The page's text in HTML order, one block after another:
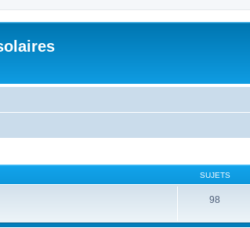
SUJETS
98